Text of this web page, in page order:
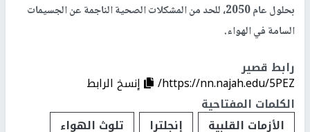
بحلول عام 2050، للحد من المشكلات الصحية الناجمة عن الجسيمات
السامة في الهواء.
رابط قصير
https://nn.najah.edu/5PEZ/
إنسخ الرابط
الكلمات المفتاحية
الأزمات القلبية
إنجلترا تلوث الهواء